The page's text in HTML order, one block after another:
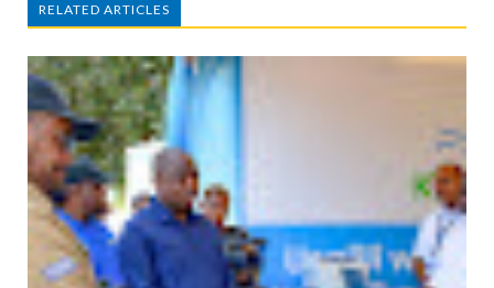
RELATED ARTICLES